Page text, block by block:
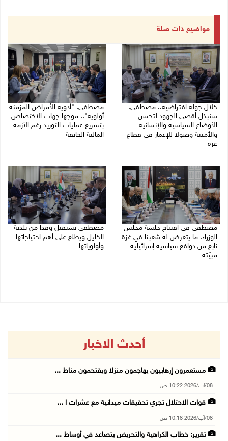
مواضيع ذات صلة
خلال جولة افتراضية.. مصطفى:
سنبذل أقصى الجهود لتحسن
الأوضاع السياسية والإنسانية
والأمنية وصولا للإعمار في قطاع
غزة
مصطفى: "أدوية الأمراض المزمنة
أولوية".. موجها جهات الاختصاص
بتسريع عمليات التوريد رغم الأزمة
المالية الخانقة
مصطفى في افتتاح جلسة مجلس
الوزراء: ما يتعرض له شعبنا في غزة
نابع من دوافع سياسية إسرائيلية
مبيّتة
مصطفى يستقبل وفدا من بلدية
الخليل ويطلع على أهم احتياجاتها
وأولوياتها
أحدث الاخبار
مستعمرون إرهابيون يهاجمون منزلا ويقتحمون مناط ...
08/آب/2026 10:22 ص
قوات الاحتلال تجري تحقيقات ميدانية مع عشرات ا ...
08/آب/2026 10:18 ص
تقرير: خطاب الكراهية والتحريض يتصاعد في أوساط ...